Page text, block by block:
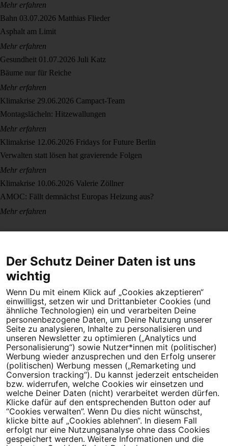
Mehr erfahren
Bahn 03.07.2026 Matthias Flieder
Asphalt am Limit
Mehr erfahren
Gesundheit 01.07.2026 Juli Katz
Bäume nur für Reiche
Mehr erfahren
Klimakrise 29.06.2026 Campact-Team
Montagslächeln: Hitzewallungen
Mehr erfahren
Klimakrise 12.06.2026 Fridays for Future Berlin
Verwalten statt lösen hat gravierende Folgen
Mehr erfahren
Klimakrise 10.06.2026 Valerie Zöllner
AMOC: Fällt demnächst Europas Heizung aus?
Mehr erfahren
Dein Engagement macht den Unterschied. Schließe Dich 4,5
Millionen Menschen an.
Newsletter bestellen
Campact e.V.
IBAN DE95 2‍5‍1‍2 0‍5‍1‍0 6‍9‍8‍0 0‍0‍0‍0 0‍0
SozialBank
Direkt online spenden
NewsletterHilfe und
Der Schutz Deiner Daten ist uns
wichtig
Wenn Du mit einem Klick auf „Cookies akzeptieren“
einwilligst, setzen wir und Drittanbieter Cookies (und
ähnliche Technologien) ein und verarbeiten Deine
personenbezogene Daten, um Deine Nutzung unserer
Seite zu analysieren, Inhalte zu personalisieren und
unseren Newsletter zu optimieren („Analytics und
Personalisierung“) sowie Nutzer*innen mit (politischer)
Werbung wieder anzusprechen und den Erfolg unserer
(politischen) Werbung messen („Remarketing und
Conversion tracking“). Du kannst jederzeit entscheiden
bzw. widerrufen, welche Cookies wir einsetzen und
welche Deiner Daten (nicht) verarbeitet werden dürfen.
Klicke dafür auf den entsprechenden Button oder auf
“Cookies verwalten”. Wenn Du dies nicht wünschst,
klicke bitte auf „Cookies ablehnen“. In diesem Fall
erfolgt nur eine Nutzungsanalyse ohne dass Cookies
gespeichert werden. Weitere Informationen und die